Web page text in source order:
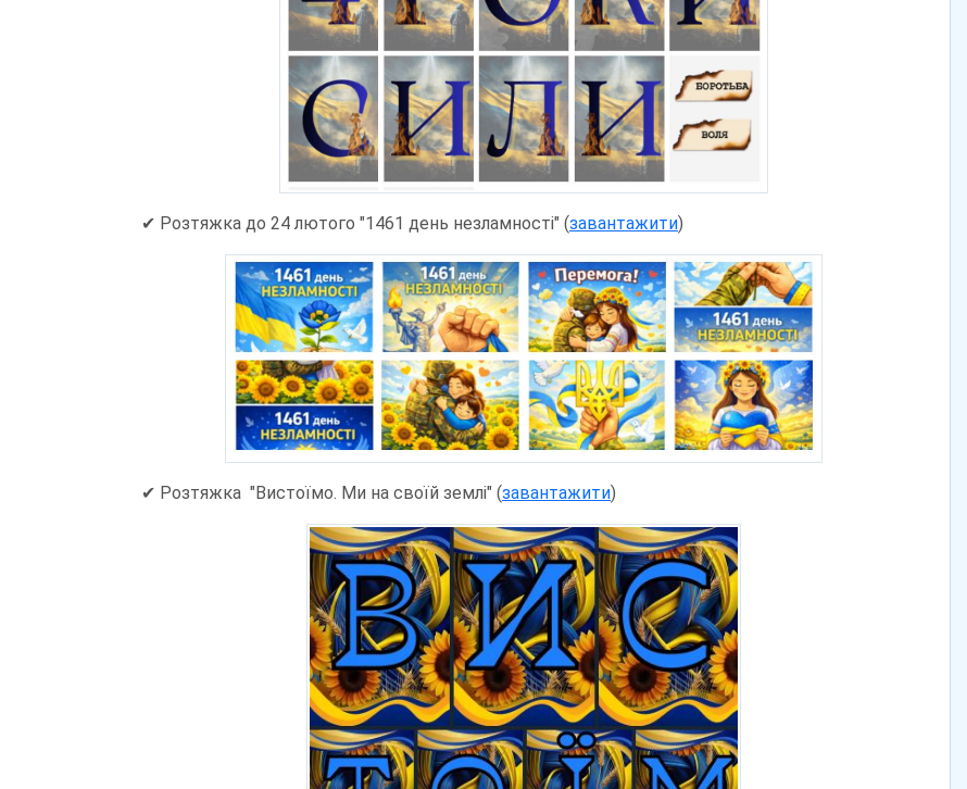
✔ Розтяжка до 24 лютого "1461 день незламності" (завантажити)
✔ Розтяжка "Вистоїмо. Ми на своїй землі" (завантажити)